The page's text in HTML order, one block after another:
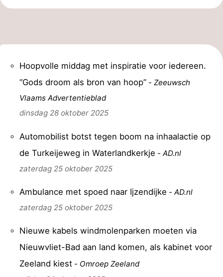
Hoopvolle middag met inspiratie voor iedereen.
“Gods droom als bron van hoop” -Zeeuwsch
Vlaams Advertentieblad
dinsdag 28 oktober 2025
Automobilist botst tegen boom na inhaalactie op
de Turkeijeweg in Waterlandkerkje -AD.nl
zaterdag 25 oktober 2025
Ambulance met spoed naar Ijzendijke -AD.nl
zaterdag 25 oktober 2025
Nieuwe kabels windmolenparken moeten via
Nieuwvliet-Bad aan land komen, als kabinet voor
Zeeland kiest - Omroep Zeeland